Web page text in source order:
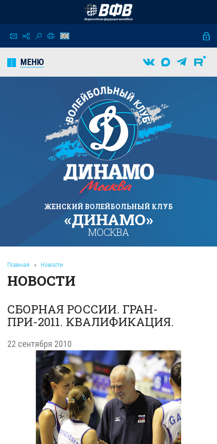
МЕНЮ
ЖЕНСКИЙ ВОЛЕЙБОЛЬНЫЙ КЛУБ
«ДИНАМО»
МОСКВА
Главная » Новости
НОВОСТИ
СБОРНАЯ РОССИИ. ГРАН-
ПРИ-2011. КВАЛИФИКАЦИЯ.
22 сентября 2010